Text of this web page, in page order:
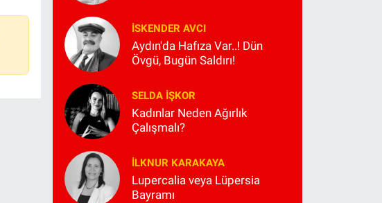
İSKENDER AVCI
Aydın'da Hafıza Var..! Dün
Övgü, Bugün Saldırı!
SELDA İŞKOR
Kadınlar Neden Ağırlık
Çalışmalı?
İLKNUR KARAKAYA
Lupercalia veya Lüpersia
Bayramı